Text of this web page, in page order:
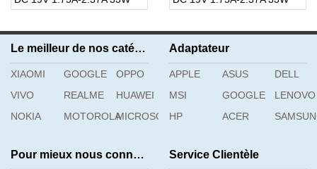
Le meilleur de nos catégories
XIAOMI GOOGLE
OPPO
VIVO
REALME
HUAWEI
NOKIA
MOTOROLAMICROSOFT
Adaptateur
APPLE ASUS
DELL
MSI
GOOGLE
LENOVO
HP
ACER
Pour mieux nous connaître Service Clientèle